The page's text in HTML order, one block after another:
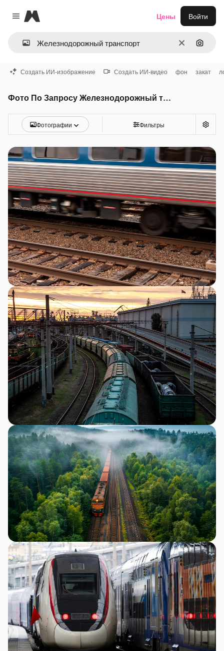
Close menu
Magnific
ОчиститьПоиск
Цены Войти
Создать ИИ-изображение Создать ИИ-видео фон закат
Фото По Запросу Железнодорожный транспорт
Фотографии Фильтры